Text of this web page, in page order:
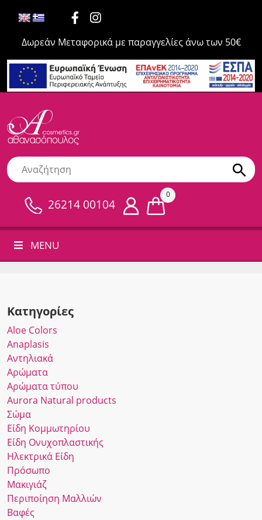
Δωρεάν Μεταφορικά με παραγγελίες άνω των 50€
26214 00104
0
MENU
Κατηγορίες
Αloe Colors
Anaplasis
Αντηλιακά
Αρώματα
Αρώματα τύπου
Αurora Νatural products
Σώμα
Είδη Κομμωτηρίου
Είδη Ονυχοπλαστικής
Ηλεκτρικά Είδη
Πρόσωπο
Μακιγιάζ
Περιποίηση Μαλλιών
Βαφές